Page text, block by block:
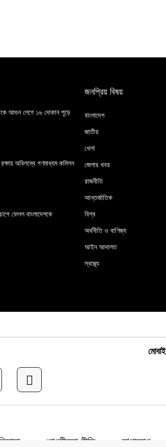
আগুন লেগে ১৬ দোকান পুড়ে
অবিলম্বে গণমাধ্যম কমিশন
ফেলল বাংলাদেশকে
জনপ্রিয় বিষয়
বাংলাদেশ
জাতীয়
খেলা
জেলার খবর
রাজনীতি
আন্তর্জাতিক
বিশ্ব
অর্থনীতি ও বাণিজ্য
আইন আদালত
স্বাস্থ্য
গোপনীয়তা নীতি যোগাযোগ